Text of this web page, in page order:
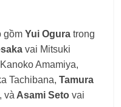
gồmYui Ogura trong
vai Mitsuki
Amamiya,
Tachibana,Tamura
và Asami Seto vai